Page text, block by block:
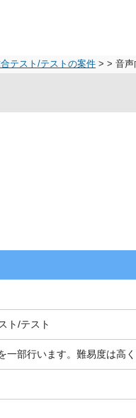
テスト/テストの案件 > > 音声
ト/テスト
一部行います。難易度は高